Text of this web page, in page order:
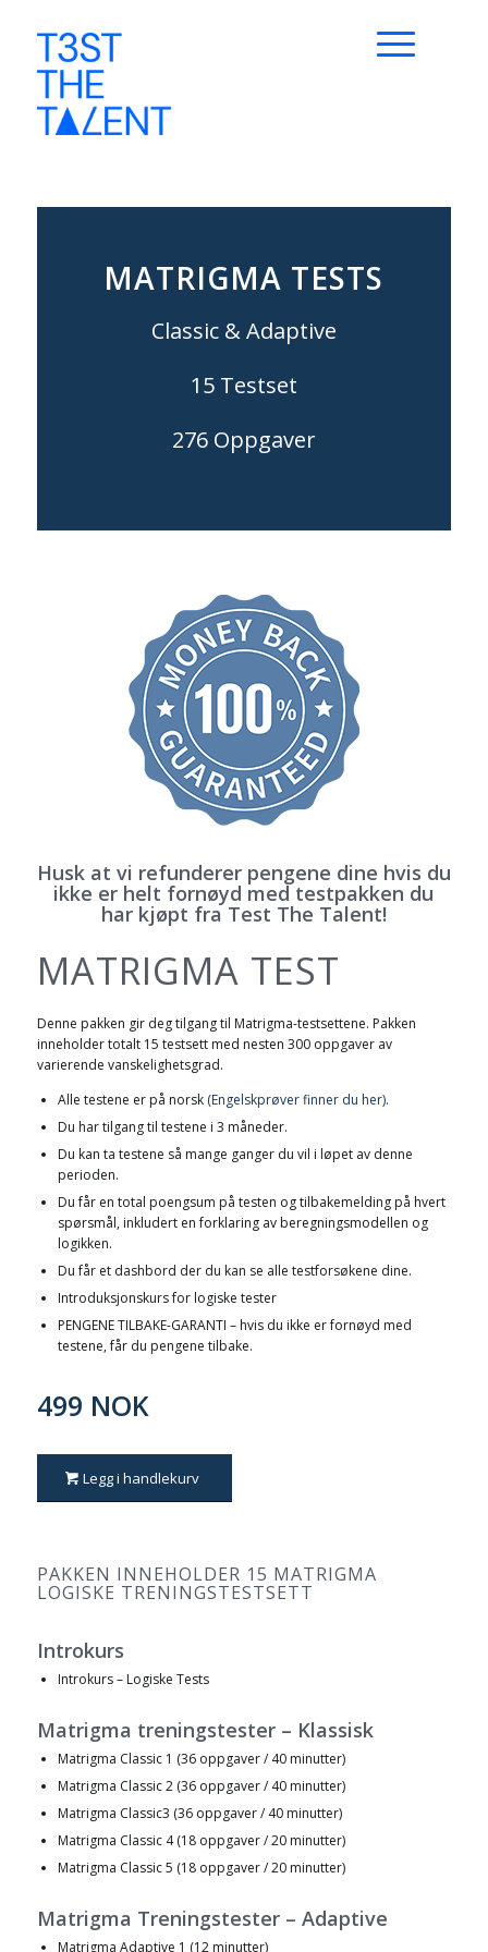
MATRIGMA TESTS
Classic & Adaptive
15 Testset
276 Oppgaver
Husk at vi refunderer pengene dine hvis du
ikke er helt fornøyd med testpakken du
har kjøpt fra Test The Talent!
MATRIGMA TEST
Denne pakken gir deg tilgang til Matrigma-testsettene. Pakken
inneholder totalt 15 testsett med nesten 300 oppgaver av
varierende vanskelighetsgrad.
Alle testene er på norsk (Engelskprøver finner du her).
Du har tilgang til testene i 3 måneder.
Du kan ta testene så mange ganger du vil i løpet av denne
perioden.
Du får en total poengsum på testen og tilbakemelding på hvert
spørsmål, inkludert en forklaring av beregningsmodellen og
logikken.
Du får et dashbord der du kan se alle testforsøkene dine.
Introduksjonskurs for logiske tester
PENGENE TILBAKE-GARANTI – hvis du ikke er fornøyd med
testene, får du pengene tilbake.
499 NOK
Legg i handlekurv
PAKKEN INNEHOLDER 15 MATRIGMA
LOGISKE TRENINGSTESTSETT
Introkurs
Introkurs – Logiske Tests
Matrigma treningstester – Klassisk
Matrigma Classic 1 (36 oppgaver / 40 minutter)
Matrigma Classic 2 (36 oppgaver / 40 minutter)
Matrigma Classic3 (36 oppgaver / 40 minutter)
Matrigma Classic 4 (18 oppgaver / 20 minutter)
Matrigma Classic 5 (18 oppgaver / 20 minutter)
Matrigma Treningstester – Adaptive
Matrigma Adaptive 1 (12 minutter)